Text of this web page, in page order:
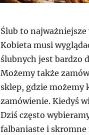
Ślub to najważniejsze
Kobieta musi
ślubnych jest bardzo
Możemy także
sklep, gdzie możemy
zamówienie. Kiedyś
Dziś często
falbaniaste i